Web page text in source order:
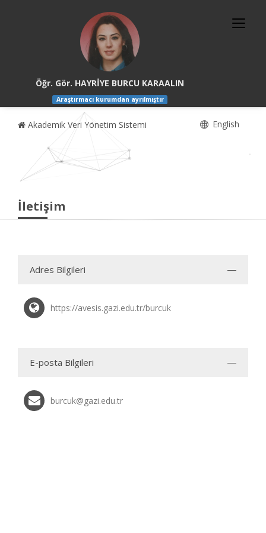
Öğr. Gör. HAYRİYE BURCU KARAALIN
Araştırmacı kurumdan ayrılmıştır
Akademik Veri Yönetim Sistemi English
İletişim
Adres Bilgileri
https://avesis.gazi.edu.tr/burcuk
E-posta Bilgileri
burcuk@gazi.edu.tr